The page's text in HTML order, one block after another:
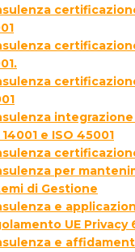
integrazione
14001 e ISO 45001
per
di Gestione
e
UE Privacy
e